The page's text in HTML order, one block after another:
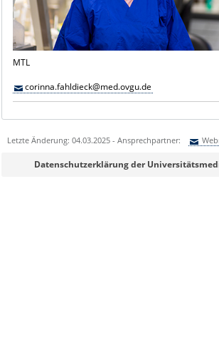
MTL
corinna.fahldieck@med.ovgu.de
Letzte Änderung: 04.03.2025 - Ansprechpartner:
Sie können eine Nachricht versenden an:
Datenschutzerklärung der